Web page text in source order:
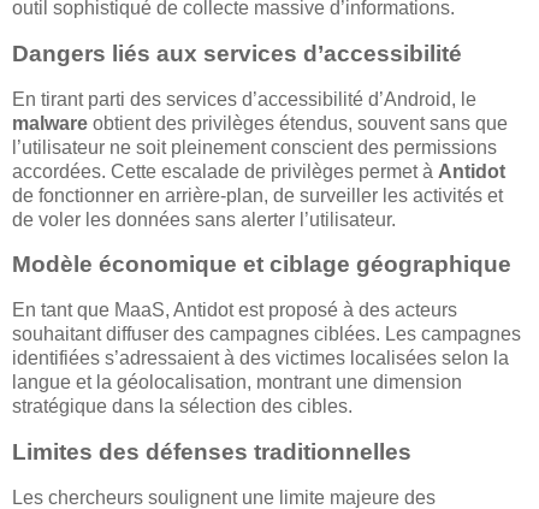
outil sophistiqué de collecte massive d’informations.
Dangers liés aux services d’accessibilité
En tirant parti des services d’accessibilité d’Android, le
malware obtient des privilèges étendus, souvent sans que
l’utilisateur ne soit pleinement conscient des permissions
accordées. Cette escalade de privilèges permet à Antidot
de fonctionner en arrière-plan, de surveiller les activités et
de voler les données sans alerter l’utilisateur.
Modèle économique et ciblage géographique
En tant que MaaS, Antidot est proposé à des acteurs
souhaitant diffuser des campagnes ciblées. Les campagnes
identifiées s’adressaient à des victimes localisées selon la
langue et la géolocalisation, montrant une dimension
stratégique dans la sélection des cibles.
Limites des défenses traditionnelles
Les chercheurs soulignent une limite majeure des